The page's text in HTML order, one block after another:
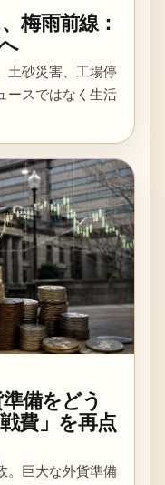
梅雨前線：
土砂災害、工場停
ースではなく生活
備をどう
費」を再点
。巨大な外貨準備